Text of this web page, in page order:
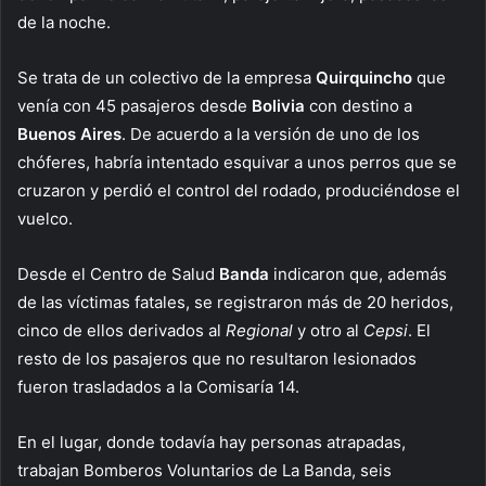
de la noche.
Se trata de un colectivo de la empresa Quirquincho que
venía con 45 pasajeros desde Bolivia con destino a
Buenos Aires. De acuerdo a la versión de uno de los
chóferes, habría intentado esquivar a unos perros que se
cruzaron y perdió el control del rodado, produciéndose el
vuelco.
Desde el Centro de Salud Banda indicaron que, además
de las víctimas fatales, se registraron más de 20 heridos,
cinco de ellos derivados al Regional y otro al Cepsi. El
resto de los pasajeros que no resultaron lesionados
fueron trasladados a la Comisaría 14.
En el lugar, donde todavía hay personas atrapadas,
trabajan Bomberos Voluntarios de La Banda, seis